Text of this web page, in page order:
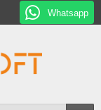
Whatsapp